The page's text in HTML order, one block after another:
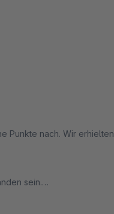
Punkte nach. Wir erhielten
sein.